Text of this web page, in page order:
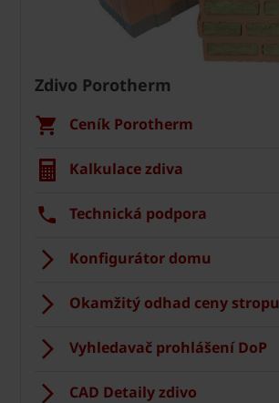
Zdivo Porotherm
Ceník Porotherm
Kalkulace zdiva
Technická podpora
Konfigurátor domu
Okamžitý odhad ceny stropu
Vyhledavač prohlášení DoP
CAD Detaily zdivo